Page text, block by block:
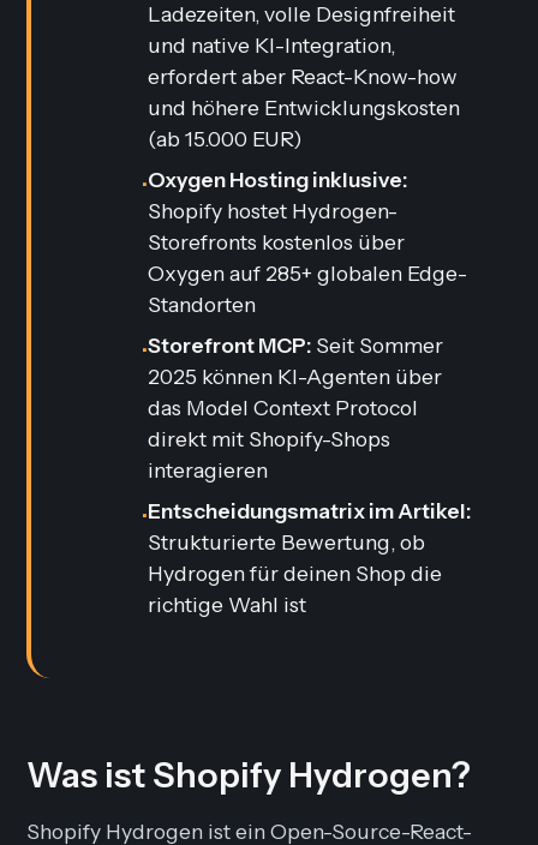
Ladezeiten, volle Designfreiheit
und native KI-Integration,
erfordert aber React-Know-how
und höhere Entwicklungskosten
(ab 15.000 EUR)
•Oxygen Hosting inklusive:
Shopify hostet Hydrogen-
Storefronts kostenlos über
Oxygen auf 285+ globalen Edge-
Standorten
•Storefront MCP: Seit Sommer
2025 können KI-Agenten über
das Model Context Protocol
direkt mit Shopify-Shops
interagieren
•Entscheidungsmatrix im Artikel:
Strukturierte Bewertung, ob
Hydrogen für deinen Shop die
richtige Wahl ist
Was ist Shopify Hydrogen?
Shopify Hydrogen ist ein Open-Source-React-